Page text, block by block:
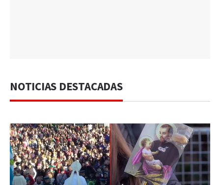
NOTICIAS DESTACADAS